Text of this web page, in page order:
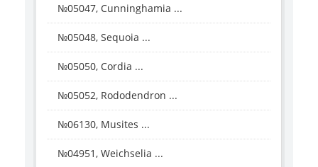
№05047, Cunninghamia ...
№05048, Sequoia ...
№05050, Cordia ...
№05052, Rododendron ...
№06130, Musites ...
№04951, Weichselia ...